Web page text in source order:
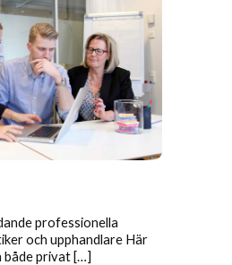
professionella
och upphandlare Här
både privat […]